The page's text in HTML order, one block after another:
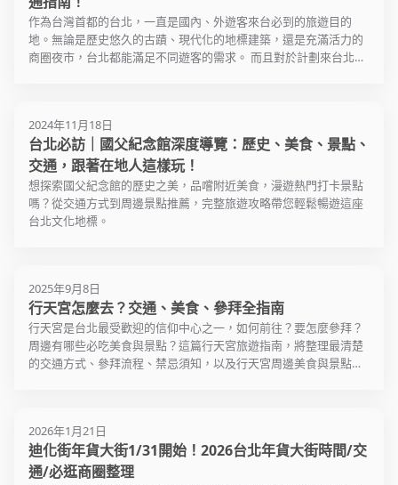
作為台灣首都的台北，一直是國內、外遊客來台必到的旅遊目的
地。無論是歷史悠久的古蹟、現代化的地標建築，還是充滿活力的
商圈夜市，台北都能滿足不同遊客的需求。 而且對於計劃來台北戶
篇文章你一定不能錯過！
2024年11月18日
台北必訪｜國父紀念館深度導覽：歷史、美食、景點、
交通，跟著在地人這樣玩！
想探索國父紀念館的歷史之美，品嚐附近美食，漫遊熱門打卡景點
嗎？從交通方式到周邊景點推薦，完整旅遊攻略帶您輕鬆暢遊這座
台北文化地標。
2025年9月8日
行天宮怎麼去？交通、美食、參拜全指南
行天宮是台北最受歡迎的信仰中心之一，如何前往？要怎麼參拜？
周邊有哪些必吃美食與景點？這篇行天宮旅遊指南，將整理最清楚
的交通方式、參拜流程、禁忌須知，以及行天宮周邊美食與景點推
2026年1月21日
迪化街年貨大街1/31開始！2026台北年貨大街時間/交
通/必逛商圈整理